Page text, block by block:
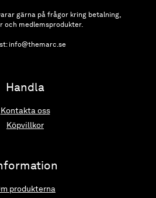
gärna på frågor kring betalning,
och medlemsprodukter.
info@themarc.se
Handla
Kontakta oss
Köpvillkor
produkterna